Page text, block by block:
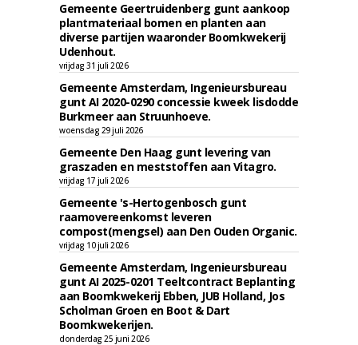
Gemeente Geertruidenberg gunt aankoop
plantmateriaal bomen en planten aan
diverse partijen waaronder Boomkwekerij
Udenhout.
vrijdag 31 juli 2026
Gemeente Amsterdam, Ingenieursbureau
gunt AI 2020-0290 concessie kweek lisdodde
Burkmeer aan Struunhoeve.
woensdag 29 juli 2026
Gemeente Den Haag gunt levering van
graszaden en meststoffen aan Vitagro.
vrijdag 17 juli 2026
Gemeente 's-Hertogenbosch gunt
raamovereenkomst leveren
compost(mengsel) aan Den Ouden Organic.
vrijdag 10 juli 2026
Gemeente Amsterdam, Ingenieursbureau
gunt AI 2025-0201 Teeltcontract Beplanting
aan Boomkwekerij Ebben, JUB Holland, Jos
Scholman Groen en Boot & Dart
Boomkwekerijen.
donderdag 25 juni 2026